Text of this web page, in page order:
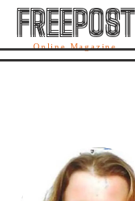
FREEPOST
Online Magazine
FREEPOST